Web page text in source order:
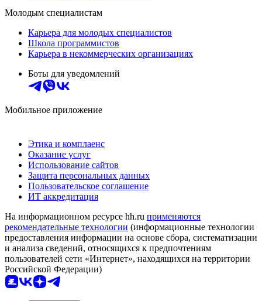
Молодым специалистам
Карьера для молодых специалистов
Школа программистов
Карьера в некоммерческих организациях
Боты для уведомлений
Мобильное приложение
Этика и комплаенс
Оказание услуг
Использование сайтов
Защита персональных данных
Пользовательское соглашение
ИТ аккредитация
На информационном ресурсе hh.ru применяются
рекомендательные технологии (информационные технологии
предоставления информации на основе сбора, систематизации
и анализа сведений, относящихся к предпочтениям
пользователей сети «Интернет», находящихся на территории
Российской Федерации)